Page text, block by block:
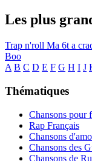
Les plus
Trap n'roll Ma 6t a
Boo
A B C D E F G H I J
Thématiques
Chansons pour
Rap Français
Chansons
Chansons des
Chansons de